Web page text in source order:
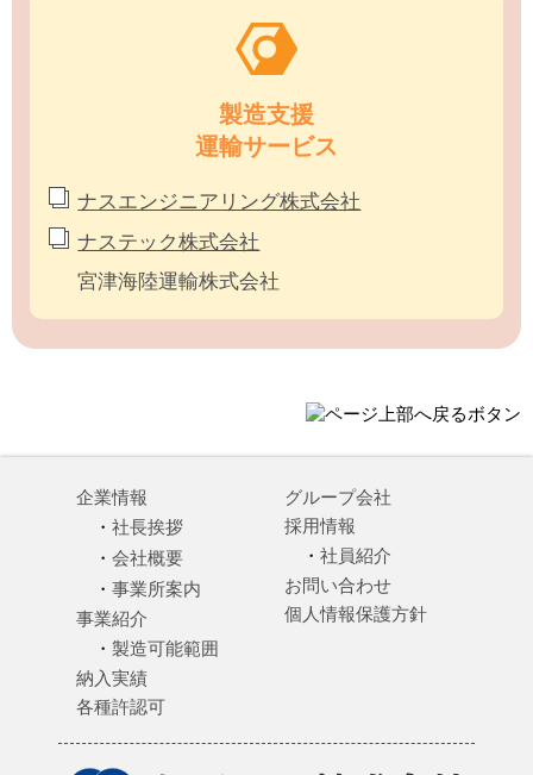
製造支援
運輸サービス
ナスエンジニアリング株式会社
ナステック株式会社
宮津海陸運輸株式会社
企業情報
社長挨拶
会社概要
事業所案内
事業紹介
製造可能範囲
納入実績
各種許認可
グループ会社
採用情報
社員紹介
お問い合わせ
個人情報保護方針